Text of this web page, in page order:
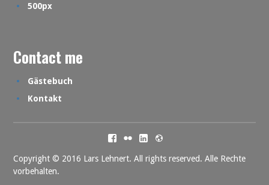
500px
Contact me
Gästebuch
Kontakt
Facebook
Flickr LinkedIN
Copyright © 2016 Lars Lehnert. All rights reserved. Alle Rechte
vorbehalten.